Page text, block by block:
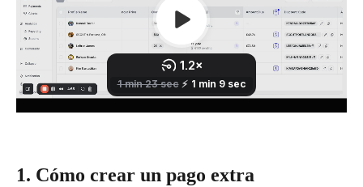
1. Cómo crear un pago extra